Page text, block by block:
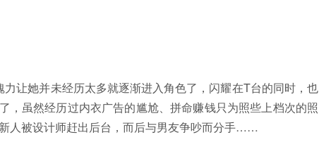
让她并未经历太多就逐渐进入角色了，闪耀在T台的同时，也
虽然经历过内衣广告的尴尬、拼命赚钱只为照些上档次的照
人被设计师赶出后台，而后与男友争吵而分手……